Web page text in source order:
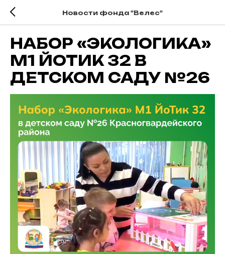
Новости фонда "Велес"
НАБОР «ЭКОЛОГИКА»
М1 ЙОТИК 32 В
ДЕТСКОМ САДУ №26